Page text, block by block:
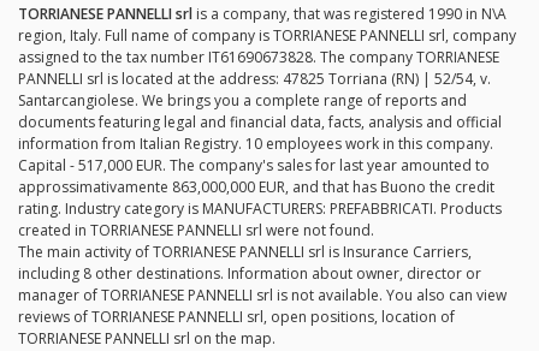
TORRIANESE PANNELLI srl is a company, that was registered 1990 in N\A
region, Italy. Full name of company is TORRIANESE PANNELLI srl, company
assigned to the tax number IT61690673828. The company TORRIANESE
PANNELLI srl is located at the address: 47825 Torriana (RN) | 52/54, v.
Santarcangiolese. We brings you a complete range of reports and
documents featuring legal and financial data, facts, analysis and official
information from Italian Registry. 10 employees work in this company.
Capital - 517,000 EUR. The company's sales for last year amounted to
approssimativamente 863,000,000 EUR, and that has Buono the credit
rating. Industry category is MANUFACTURERS: PREFABBRICATI. Products
created in TORRIANESE PANNELLI srl were not found.
The main activity of TORRIANESE PANNELLI srl is Insurance Carriers,
including 8 other destinations. Information about owner, director or
manager of TORRIANESE PANNELLI srl is not available. You also can view
reviews of TORRIANESE PANNELLI srl, open positions, location of
TORRIANESE PANNELLI srl on the map.